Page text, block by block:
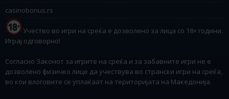
casinobonus.rs
Учество во игри на среќа е дозволено за лица со 18+ години.
Играј одговорно!
Согласно Законот за игрите на среќа и за забавните игри не е
дозволено физичко лице да учествува во странски игри на среќа,
во кои влоговите се уплаќаат на територијата на Македонија.